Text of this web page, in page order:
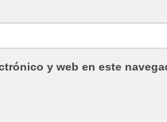
y web en este